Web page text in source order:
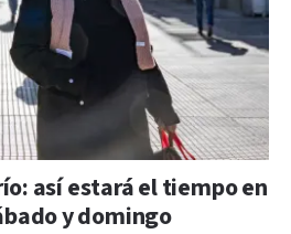
así estará el tiempo en
y domingo